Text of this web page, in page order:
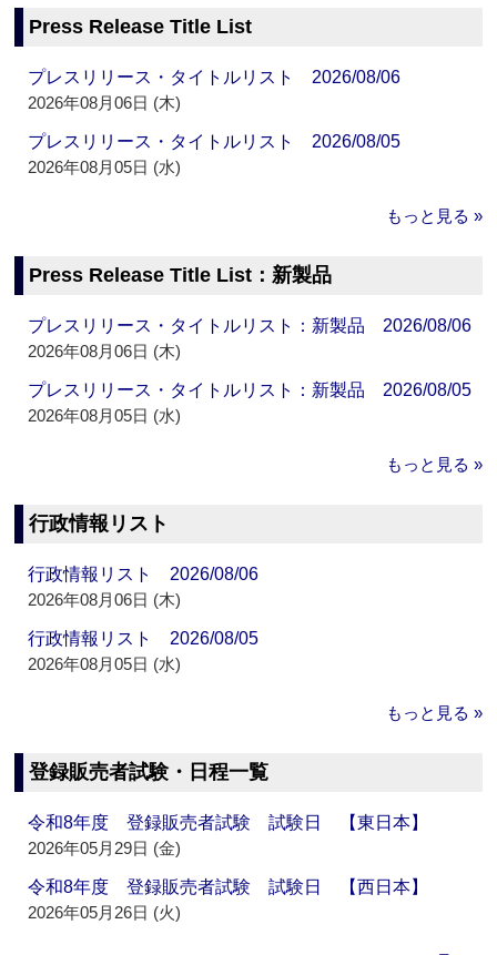
Press Release Title List
プレスリリース・タイトルリスト 2026/08/06
2026年08月06日 (木)
プレスリリース・タイトルリスト 2026/08/05
2026年08月05日 (水)
もっと見る »
Press Release Title List：新製品
プレスリリース・タイトルリスト：新製品 2026/08/06
2026年08月06日 (木)
プレスリリース・タイトルリスト：新製品 2026/08/05
2026年08月05日 (水)
もっと見る »
行政情報リスト
行政情報リスト 2026/08/06
2026年08月06日 (木)
行政情報リスト 2026/08/05
2026年08月05日 (水)
もっと見る »
登録販売者試験・日程一覧
令和8年度 登録販売者試験 試験日 【東日本】
2026年05月29日 (金)
令和8年度 登録販売者試験 試験日 【西日本】
2026年05月26日 (火)